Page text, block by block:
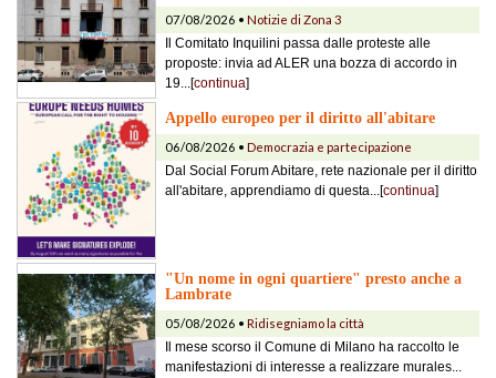
07/08/2026 • Notizie di Zona 3
Il Comitato Inquilini passa dalle proteste alle
proposte: invia ad ALER una bozza di accordo in
19...[continua]
Appello europeo per il diritto all'abitare
06/08/2026 • Democrazia e partecipazione
Dal Social Forum Abitare, rete nazionale per il diritto
all'abitare, apprendiamo di questa...[continua]
"Un nome in ogni quartiere" presto anche a
Lambrate
05/08/2026 • Ridisegniamo la città
Il mese scorso il Comune di Milano ha raccolto le
manifestazioni di interesse a realizzare murales...